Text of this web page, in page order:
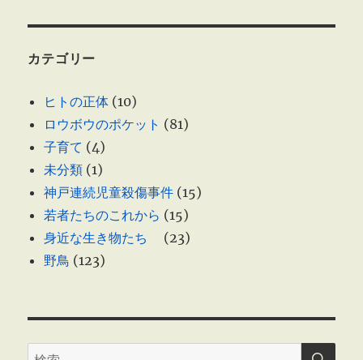
ン
カテゴリー
ヒトの正体 (10)
ロウボウのポケット (81)
子育て (4)
未分類 (1)
神戸連続児童殺傷事件 (15)
若者たちのこれから (15)
身近な生き物たち
(23)
野鳥 (123)
検
検